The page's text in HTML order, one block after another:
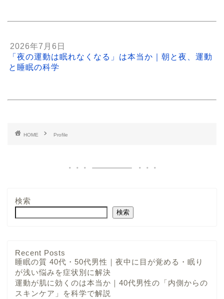
2026年7月6日
「夜の運動は眠れなくなる」は本当か｜朝と夜、運動
と睡眠の科学
HOME Profile
検索
検索
Recent Posts
睡眠の質 40代・50代男性｜夜中に目が覚める・眠り
が浅い悩みを症状別に解決
運動が肌に効くのは本当か｜40代男性の「内側からの
スキンケア」を科学で解説